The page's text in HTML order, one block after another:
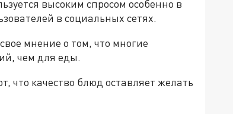
высоким спросом особенно в
в социальных сетях.
мнение о том, что многие
чем для еды.
что качество блюд оставляет желать